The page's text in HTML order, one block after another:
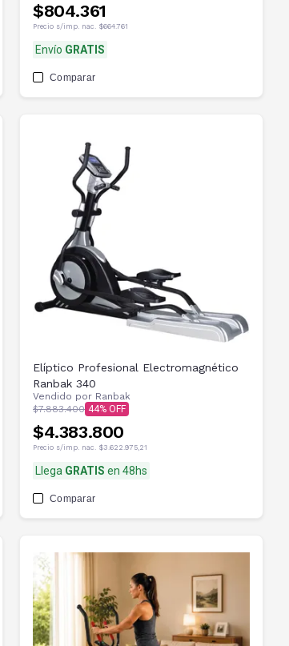
$804.361
Precio s/imp. nac. $664.761
Envío GRATIS
Comparar
Elíptico Profesional Electromagnético
Ranbak 340
Vendido por Ranbak
$7.883.400 44
$4.383.800
Precio s/imp. nac. $3.622.975,21
Llega GRATIS en 48hs
Comparar